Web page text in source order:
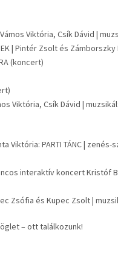
Vámos Viktória, Csík Dávid |
| Pintér Zsolt és
(koncert)
Viktória, Csík Dávid |
Viktória: PARTI TÁNC |
interaktív koncert Kristóf
Zsófia és Kupec Zsolt |
– ott találkozunk!